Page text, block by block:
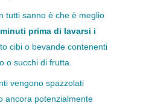
tutti sanno è che è meglio
prima di lavarsi i
cibi o bevande contenenti
o succhi di frutta.
vengono spazzolati
ancora potenzialmente